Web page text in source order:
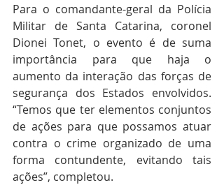
Para o comandante-geral da Polícia
Militar de Santa Catarina, coronel
Dionei Tonet, o evento é de suma
importância para que haja o
aumento da interação das forças de
segurança dos Estados envolvidos.
“Temos que ter elementos conjuntos
de ações para que possamos atuar
contra o crime organizado de uma
forma contundente, evitando tais
ações”, completou.